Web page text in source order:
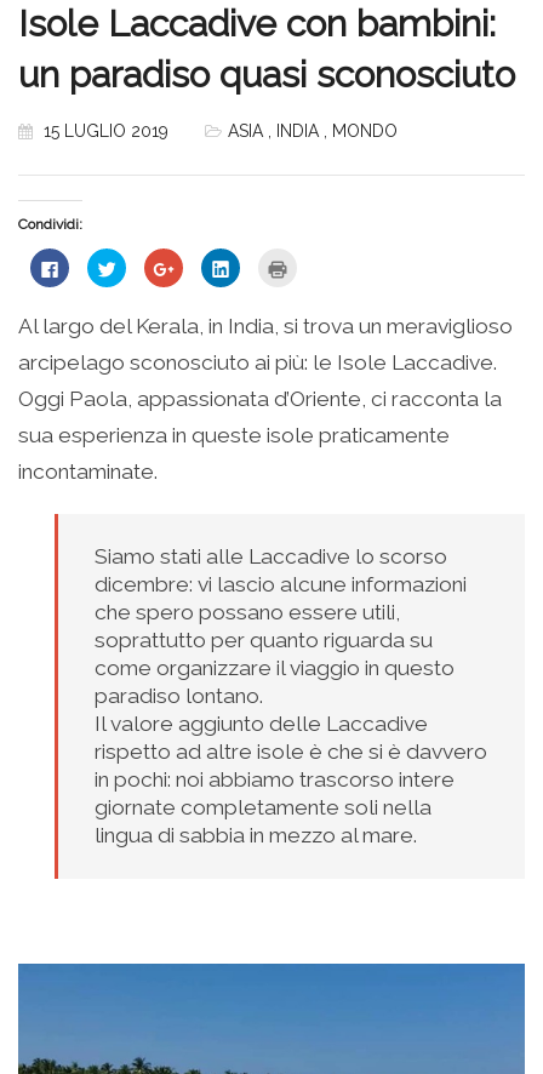
Isole Laccadive con bambini:
un paradiso quasi sconosciuto
15 LUGLIO 2019 ASIA INDIA MONDO
Condividi:
Fai
clic
su
Facebook
apre
una
nuova
finestra)
Fai
clic
condividere
su
(Si
in
una
nuova
finestra)
Fai
clic
condividere
su
Google+
(Si
in
una
finestra)
Fai
clic
condividere
su
LinkedIn
(Si
in
una
nuova
finestra)
stampare
(Si
apre
in
nuova
finestra)
Al largo del Kerala, in India, si trova un meraviglioso
arcipelago sconosciuto ai più: le Isole Laccadive.
Oggi Paola, appassionata d’Oriente, ci racconta la
sua esperienza in queste isole praticamente
incontaminate.
Siamo stati alle Laccadive lo scorso
dicembre: vi lascio alcune informazioni
che spero possano essere utili,
soprattutto per quanto riguarda su
come organizzare il viaggio in questo
paradiso lontano.
Il valore aggiunto delle Laccadive
rispetto ad altre isole è che si è davvero
in pochi: noi abbiamo trascorso intere
giornate completamente soli nella
lingua di sabbia in mezzo al mare.